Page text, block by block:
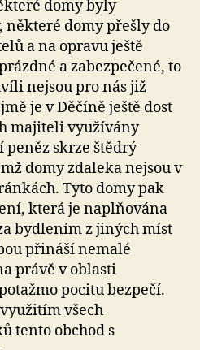
domy byly
domy přešly do
a na opravu ještě
a zabezpečené, to
nejsou pro nás již
je v Děčíně ještě dost
majiteli využívány
skrze štědrý
domy zdaleka nejsou v
Tyto domy pak
která je naplňována
bydlením z jiných míst
přináší nemalé
právě v oblasti
pocitu bezpečí.
všech
tento obchod s